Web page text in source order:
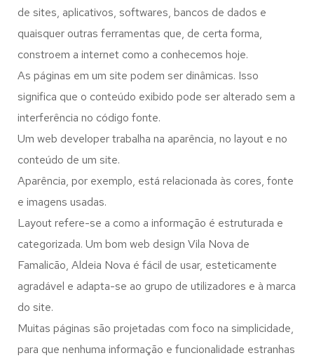
de sites, aplicativos, softwares, bancos de dados e
quaisquer outras ferramentas que, de certa forma,
constroem a internet como a conhecemos hoje.
As páginas em um site podem ser dinâmicas. Isso
significa que o conteúdo exibido pode ser alterado sem a
interferência no código fonte.
Um web developer trabalha na aparência, no layout e no
conteúdo de um site.
Aparência, por exemplo, está relacionada às cores, fonte
e imagens usadas.
Layout refere-se a como a informação é estruturada e
categorizada. Um bom web design Vila Nova de
Famalicão, Aldeia Nova é fácil de usar, esteticamente
agradável e adapta-se ao grupo de utilizadores e à marca
do site.
Muitas páginas são projetadas com foco na simplicidade,
para que nenhuma informação e funcionalidade estranhas